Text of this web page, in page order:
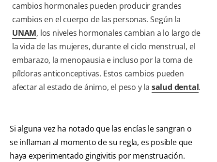
cambios hormonales pueden producir grandes
cambios en el cuerpo de las personas. Según la
UNAM, los niveles hormonales cambian a lo largo de
la vida de las mujeres, durante el ciclo menstrual, el
embarazo, la menopausia e incluso por la toma de
píldoras anticonceptivas. Estos cambios pueden
afectar al estado de ánimo, el peso y la salud dental.
Si alguna vez ha notado que las encías le sangran o
se inflaman al momento de su regla, es posible que
haya experimentado gingivitis por menstruación.